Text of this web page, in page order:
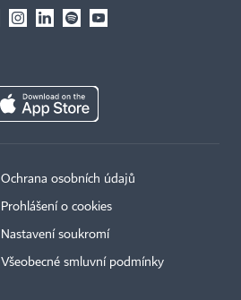
Ochrana osobních údajů
Prohlášení o cookies
Nastavení soukromí
Všeobecné smluvní podmínky